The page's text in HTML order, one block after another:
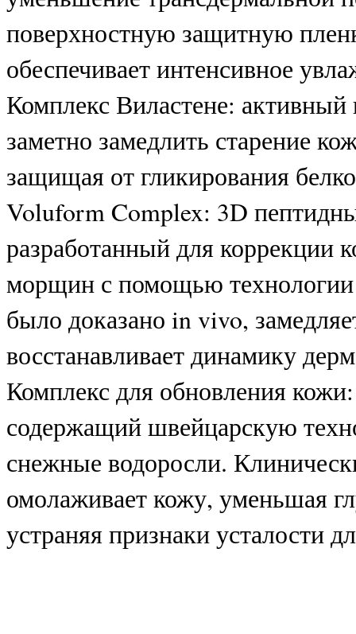
поверхностную защитную
обеспечивает интенсивное
Комплекс Виластене:
заметно замедлить старение
защищая от гликирования
Voluform Complex: 3D
разработанный для коррекции
морщин с помощью
было доказано in vivo,
восстанавливает динамику
Комплекс для обновления
содержащий швейцарскую
снежные водоросли.
омолаживает кожу, уменьшая
устраняя признаки усталости